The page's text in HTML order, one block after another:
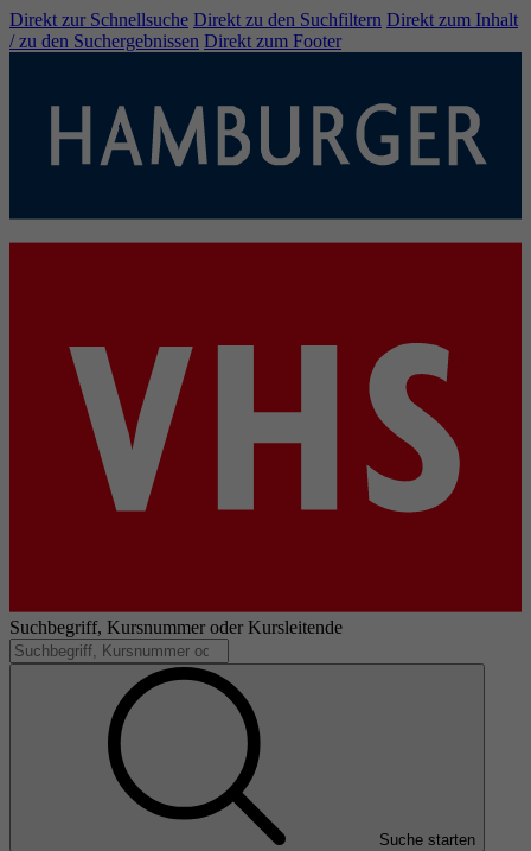
Direkt zur Schnellsuche Direkt zu den Suchfiltern Direkt zum Inhalt
/ zu den Suchergebnissen Direkt zum Footer
Suchbegriff, Kursnummer oder Kursleitende
Suche starten